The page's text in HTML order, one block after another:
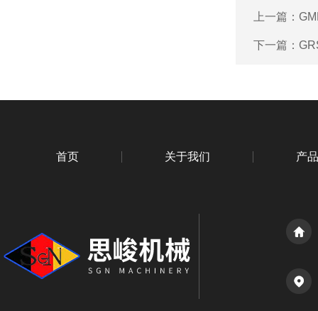
上一篇：
下一篇：
首页 关于我们 产